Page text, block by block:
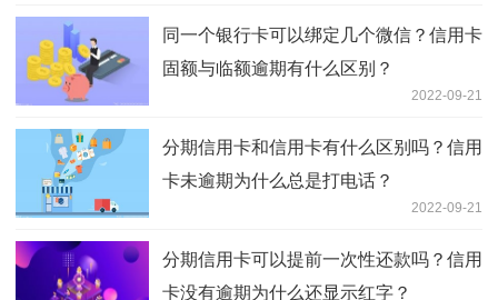
同一个银行卡可以绑定几个微信？信用卡
固额与临额逾期有什么区别？
2022-09-21
分期信用卡和信用卡有什么区别吗？信用
卡未逾期为什么总是打电话？
2022-09-21
分期信用卡可以提前一次性还款吗？信用
卡没有逾期为什么还显示红字？